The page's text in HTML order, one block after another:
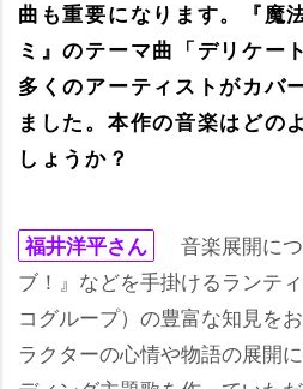
曲も重要になります。『魔
ミ』のテーマ曲「デリケー
多くのアーティストがカバ
ました。本作の音楽はどの
しょうか？
福井洋平さん
音楽展開に
ブ！』などを手掛けるランテ
コグループ）の豊富な知見を
ラクターの心情や物語の展開